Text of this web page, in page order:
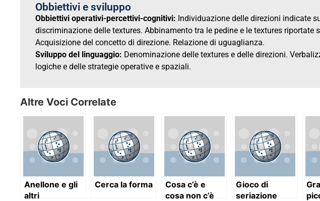
Obbiettivi e sviluppo
Obbiettivi operativi-percettivi-cognitivi: Individuazione delle direzioni indicate
discriminazione delle textures. Abbinamento tra le pedine e le textures riportate
Acquisizione del concetto di direzione. Relazione di uguaglianza.
Sviluppo del linguaggio: Denominazione delle textures e delle direzioni.
logiche e delle strategie operative e spaziali.
Altre Voci Correlate
Anellone e gli
altri
Cerca la forma
Cosa c’è e
cosa non c’è
Gioco di
seriazione